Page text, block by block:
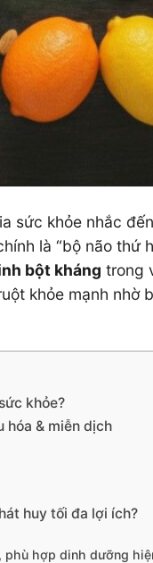
sức khỏe nhắc
là “bộ não thứ
bột kháng trong
khỏe mạnh nhờ
khỏe?
hóa & miễn dịch
huy tối đa lợi ích?
phù hợp dinh dưỡng